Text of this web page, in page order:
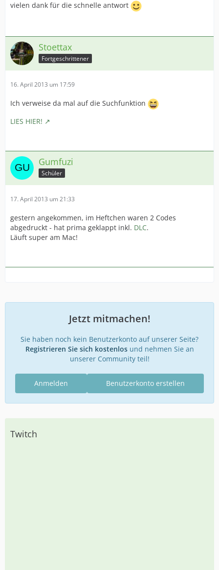
vielen dank für die schnelle antwort
Stoettax
Fortgeschrittener
16. April 2013 um 17:59
Ich verweise da mal auf die Suchfunktion
LIES HIER!
Gumfuzi
Schüler
17. April 2013 um 21:33
gestern angekommen, im Heftchen waren 2 Codes
abgedruckt - hat prima geklappt inkl. DLC.
Läuft super am Mac!
Jetzt mitmachen!
Sie haben noch kein Benutzerkonto auf unserer Seite?
Registrieren Sie sich kostenlosund nehmen Sie an
unserer Community teil!
Benutzerkonto erstellen
Anmelden
Twitch